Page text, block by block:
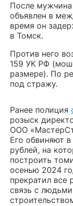
После
объявлен в
время он
в Томск.
Против него
159 УК РФ
размере). По
под стражу.
Ранее полиция
розыск
ООО
Его обвиняют
рублей, на
построить
осенью 2024
прекратил все
связь с